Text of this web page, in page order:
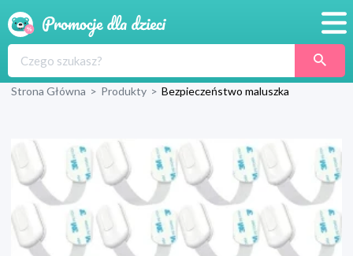
Produkty
Blog
Wyprawka
Strona Główna > Produkty > Bezpieczeństwo maluszka